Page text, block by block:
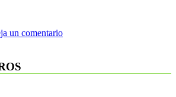
un comentario